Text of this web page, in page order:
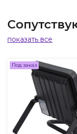
показать все
Под заказ